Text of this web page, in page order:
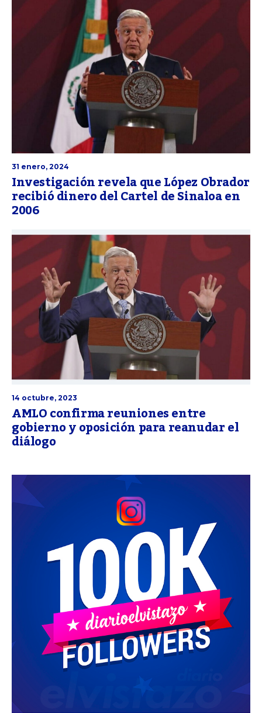
31 enero, 2024
Investigación revela que López Obrador
recibió dinero del Cartel de Sinaloa en
2006
14 octubre, 2023
AMLO confirma reuniones entre
gobierno y oposición para reanudar el
diálogo